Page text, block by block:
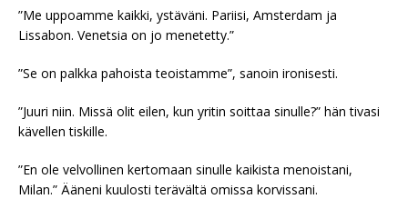
”Me uppoamme kaikki, ystäväni. Pariisi, Amsterdam ja
Lissabon. Venetsia on jo menetetty.”
”Se on palkka pahoista teoistamme”, sanoin ironisesti.
”Juuri niin. Missä olit eilen, kun yritin soittaa sinulle?” hän tivasi
kävellen tiskille.
”En ole velvollinen kertomaan sinulle kaikista menoistani,
Milan.” Ääneni kuulosti terävältä omissa korvissani.